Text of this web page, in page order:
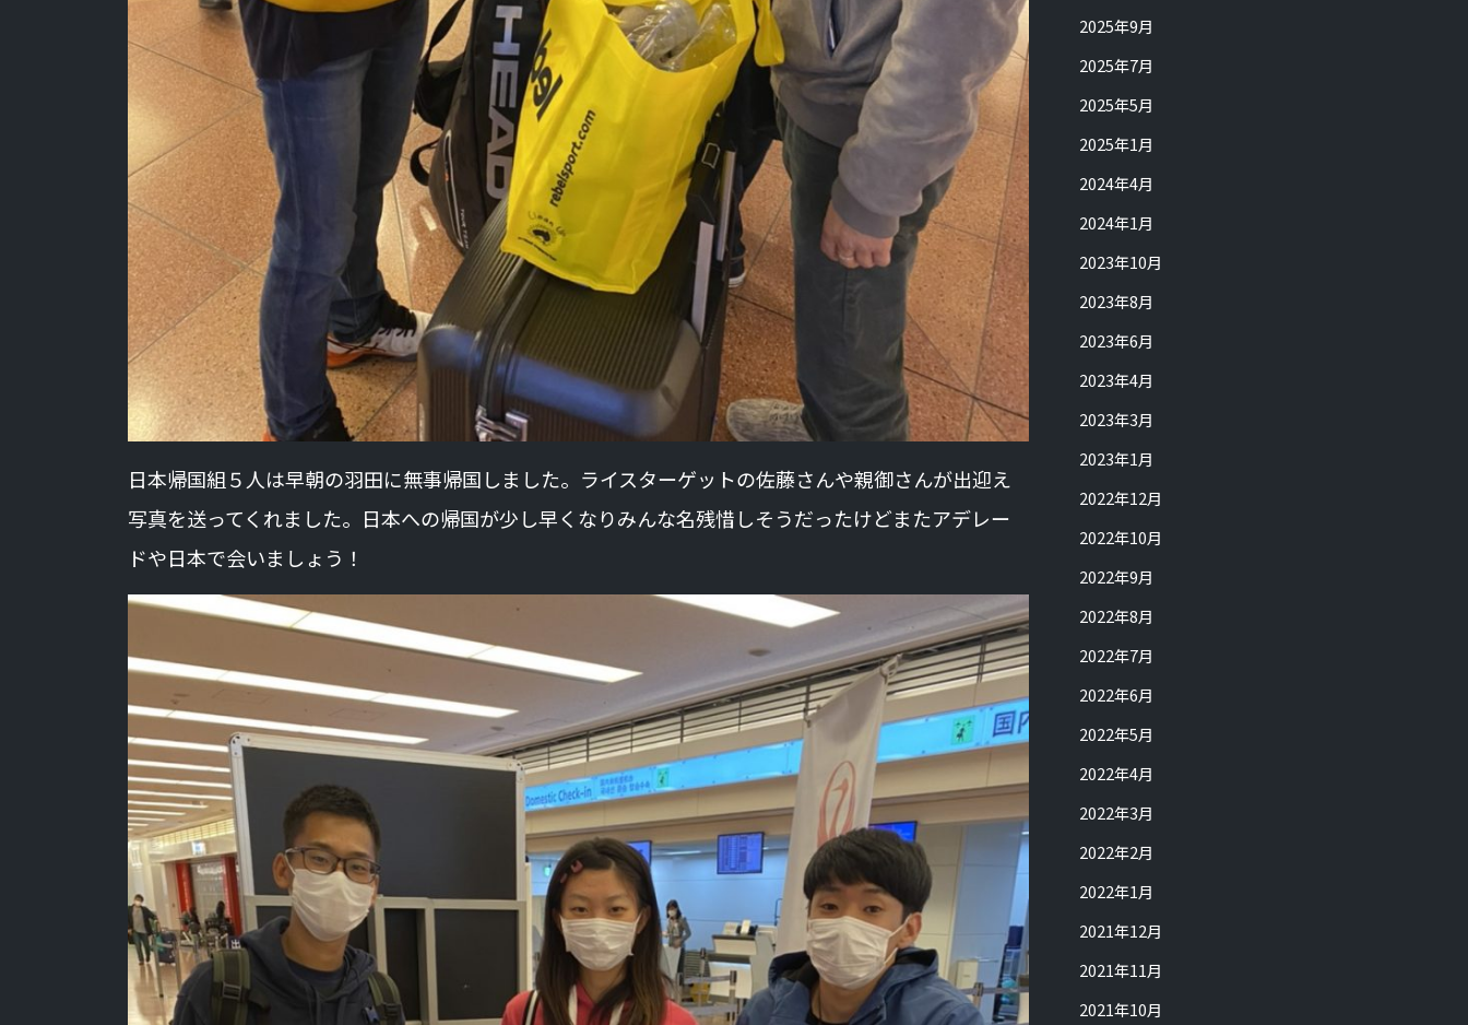
日本帰国組５人は早朝の羽田に無事帰国しました。ライスターゲットの佐藤さんや親御さんが出迎え
写真を送ってくれました。日本への帰国が少し早くなりみんな名残惜しそうだったけどまたアデレー
ドや日本で会いましょう！
2025年9月
2025年7月
2025年5月
2025年1月
2024年4月
2024年1月
2023年10月
2023年8月
2023年6月
2023年4月
2023年3月
2023年1月
2022年12月
2022年10月
2022年9月
2022年8月
2022年7月
2022年6月
2022年5月
2022年4月
2022年3月
2022年2月
2022年1月
2021年12月
2021年11月
2021年10月